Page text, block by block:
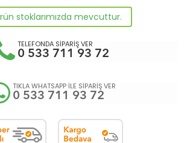
stoklarımızda mevcuttur.
TELEFONDA SİPARİŞ VER
0 533 711 93 72
TIKLA WHATSAPP İLE SİPARİŞ VER
0 533 711 93 72